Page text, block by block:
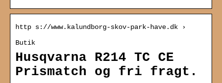
http s://www.kalundborg-skov-park-have.dk ›
Butik
Husqvarna R214 TC CE
Prismatch og fri fragt.